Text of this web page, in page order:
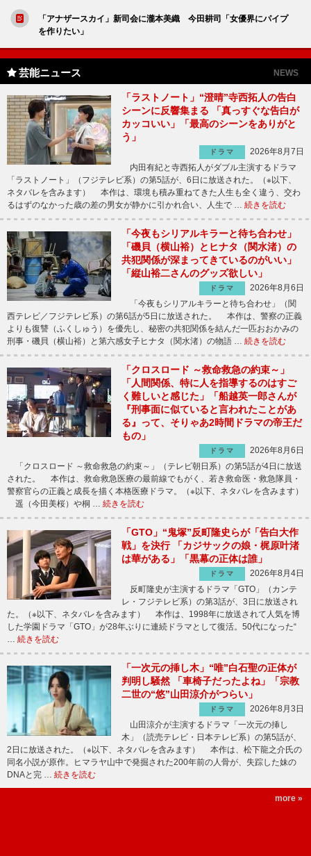
「アナザースカイ」新司会に瀧本美織 今田耕司「女優界にパイプ
を作りたい」
芸能ニュース NEWS
「ラストノート」“澄晴”寺西拓人の告白
シーンに反響集まる 「真っすぐな告白が
カッコいい」「最高のシーンをありがと
う」
ドラマ
2026年8月7日
内田有紀と寺西拓人がダブル主演するドラマ
「ラストノート」（フジテレビ系）の第5話が、6日に放送された。（※以下、
ネタバレを含みます） 本作は、環境も積み重ねてきた人生も全く違う、交わ
るはずのなかった歳の差の男女が静かに引かれ合い、人生で … 続きを読む
「今夜もシリアルキラーと待ち合わせ」
「磯貝（横山裕）とヒナタ（関水渚）の
共犯関係が深まってきているのがいい」
「縦山裕二さんのグッズ欲しい」
ドラマ
2026年8月6日
「今夜もシリアルキラーと待ち合わせ」（関
西テレビ／フジテレビ系）の第6話が5日に放送された。 本作は、警察の正義
よりも復讐（ふくしゅう）を優先し、秘密の共犯関係を結んだ一匹おおかみの
刑事・磯貝（横山裕）と第六感女子ヒナタ（関水渚）の物語 … 続きを読む
「クロスロード ～救命救急の約束～」
「人間関係、特に人を指導するのはすご
く難しいと感じた」「船越英一郎さんが
『刑事面に似ていると言われたことがあ
る』って、そりゃあ2時間ドラマの帝王だ
もの」
ドラマ
2026年8月6日
「クロスロード ～救命救急の約束～」（テレビ朝日系）の第5話が4日に放送
された。 本作は、救命救急医療の最前線でもがく、若き救命医・救急隊員・
警察官らの正義と成長を描く本格医療ドラマ。（※以下、ネタバレを含みます）
遥（今田美桜）や桐 … 続きを読む
「GTO」“鬼塚”反町隆史らが「告白大作
戦」を決行 「カジサックの娘・梶原叶渚
は華がある」「黒幕の正体は誰」
ドラマ
2026年8月4日
反町隆史が主演するドラマ「GTO」（カンテ
レ・フジテレビ系）の第3話が、3日に放送され
た。（※以下、ネタバレを含みます） 本作は、1998年に放送されて人気を博
した学園ドラマ「GTO」が28年ぶりに連続ドラマとして復活。50代になった“
… 続きを読む
「一次元の挿し木」“唯”白石聖の正体が
判明し騒然 「車椅子だったよね」「宗教
二世の“悠”山田涼介がつらい」
ドラマ
2026年8月3日
山田涼介が主演するドラマ「一次元の挿し
木」（読売テレビ・日本テレビ系）の第5話が、
2日に放送された。（※以下、ネタバレを含みます） 本作は、松下龍之介氏の
同名小説が原作。ヒマラヤ山中で発掘された200年前の人骨が、失踪した妹の
DNAと完 … 続きを読む
more »